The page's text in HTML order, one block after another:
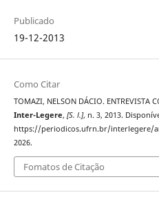
Publicado
19-12-2013
Como Citar
TOMAZI, NELSON DÁCIO. ENTREVISTA
Inter-Legere, [S. l.], n. 3, 2013.
https://periodicos.ufrn.br/interlegere/
2026.
Fomatos de Citação